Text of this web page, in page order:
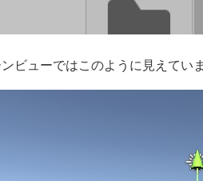
ンビューではこのように見えてい